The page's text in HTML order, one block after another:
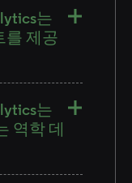
는
를 제공
는
역학 데